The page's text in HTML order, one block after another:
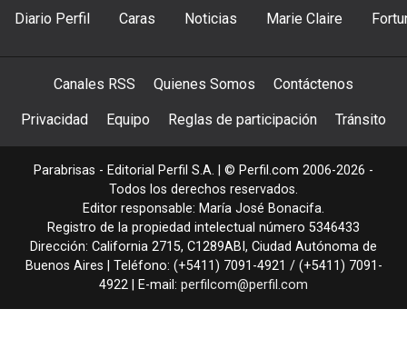
Diario Perfil Caras Noticias Marie Claire
Canales RSS Quienes Somos Contáctenos
Privacidad Equipo Reglas de participación Tránsito
Parabrisas - Editorial Perfil S.A. | © Perfil.com 2006-2026 -
Todos los derechos reservados.
Editor responsable: María José Bonacifa.
Registro de la propiedad intelectual número 5346433
Dirección: California 2715, C1289ABI , Ciudad Autónoma de
Buenos Aires | Teléfono: (+5411) 7091-4921 / (+5411) 7091-
4922 | E-mail: perfilcom@perfil.com